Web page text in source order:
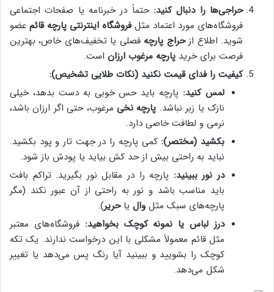
حراجی‌ها را دنبال کنید: حتماً در خبرنامه یا صفحات اجتماعی
فروشگاه‌های مورد اعتماد مثلفروشگاه اینترنتی پارچه قائم عضو
شوید. اطلاع ازحراج پارچه فصلی یا تخفیف‌های خاص، بهترین
فرصت برای خرید پارچه مرغوب ارزان است.
کیفیت را فدای قیمت نکنید (نکات طلایی تشخیص):
لمس کنید: پارچه باید حس خوبی به دست بدهد، خیلی
نازک یا زبر نباشد. پارچه نخی مرغوب، حتی اگر ارزان باشد،
نرمی و لطافت خاصی دارد.
بکشید (مختصر): کمی پارچه را در جهت تار و پود بکشید.
نباید به راحتی بیش از حد کش بیاید یا پودش باز شود.
در نور ببینید: پارچه را در مقابل نور بگیرید. تراکم بافت
باید مناسب باشد و نور به راحتی از آن عبور نکند (مگر
پارچه‌های سبک مثل وال یاحریر).
درز لباس یا نمونه کوچک بخواهید: فروشگاه‌های معتبر
مثل قائم معمولاً مشکلی با این درخواست ندارند. یک تکه
کوچک را بشویید و ببینید آیا رنگ پس می‌دهد یا تغییر
شکل می‌دهد.